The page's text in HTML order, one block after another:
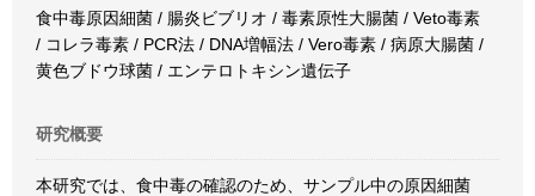
食中毒原因細菌 / 腸炎ビブリオ / 毒素原性大腸菌 / Veto毒素
/ コレラ毒素 / PCR法 / DNA増幅法 / Vero毒素 / 病原大腸菌 /
黄色ブドウ球菌 / エンテロトキシン遺伝子
研究概要
本研究では、食中毒の確認のため、サンプル中の原因細菌